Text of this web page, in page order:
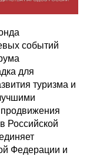
событий
для
туризма и
Российской
Федерации и